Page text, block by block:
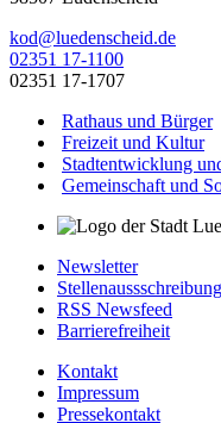
kod@luedenscheid.de
02351 17-1100
02351 17-1707
Rathaus und Bürger
Freizeit und Kultur
Stadtentwicklung
Gemeinschaft und
Newsletter
Stellenaussschreibung
RSS Newsfeed
Barrierefreiheit
Kontakt
Impressum
Pressekontakt